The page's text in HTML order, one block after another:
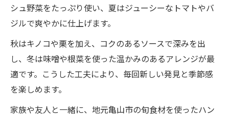
シュ野菜をたっぷり使い、夏はジューシーなトマトやバ
ジルで爽やかに仕上げます。
秋はキノコや栗を加え、コクのあるソースで深みを出
し、冬は味噌や根菜を使った温かみのあるアレンジが最
適です。こうした工夫により、毎回新しい発見と季節感
を楽しめます。
家族や友人と一緒に、地元亀山市の旬食材を使ったハン